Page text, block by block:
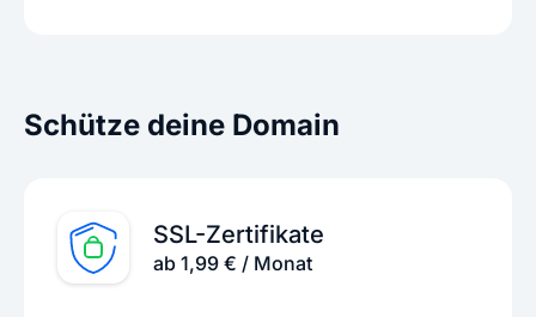
Schütze deine Domain
SSL-Zertifikate
ab 1,99 € / Monat